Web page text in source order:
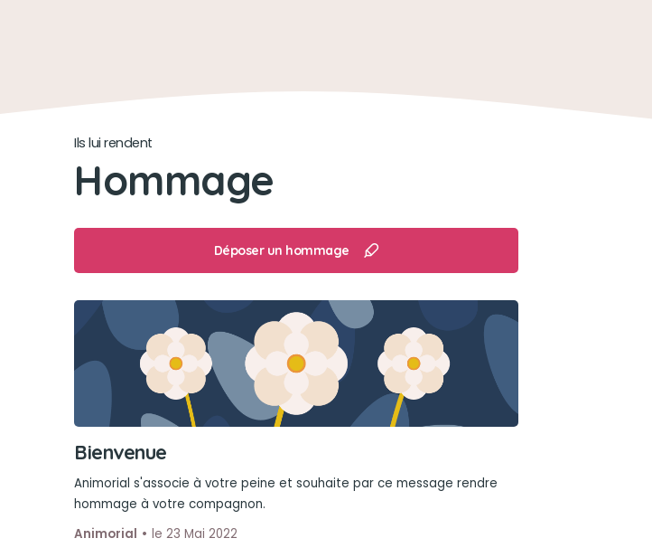
Ils lui rendent
Hommage
Déposer un hommage
Bienvenue
Animorial s'associe à votre peine et souhaite par ce message rendre
hommage à votre compagnon.
Animorial
le 23 Mai 2022